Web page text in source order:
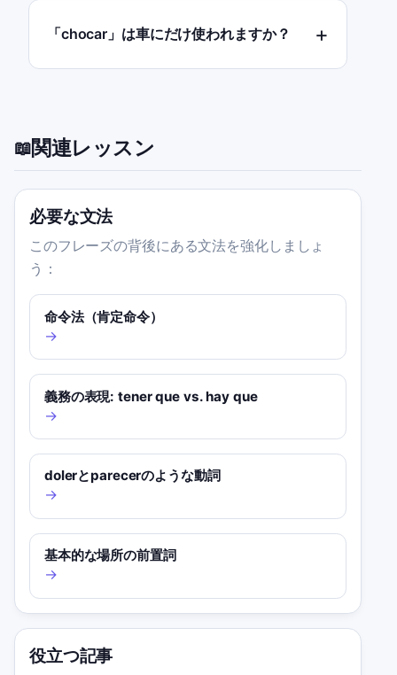
「chocar」は車にだけ使われますか？
📖関連レッスン
必要な文法
このフレーズの背後にある文法を強化しましょ
う：
命令法（肯定命令）
→
義務の表現: tener que vs. hay que
→
dolerとparecerのような動詞
→
基本的な場所の前置詞
→
役立つ記事